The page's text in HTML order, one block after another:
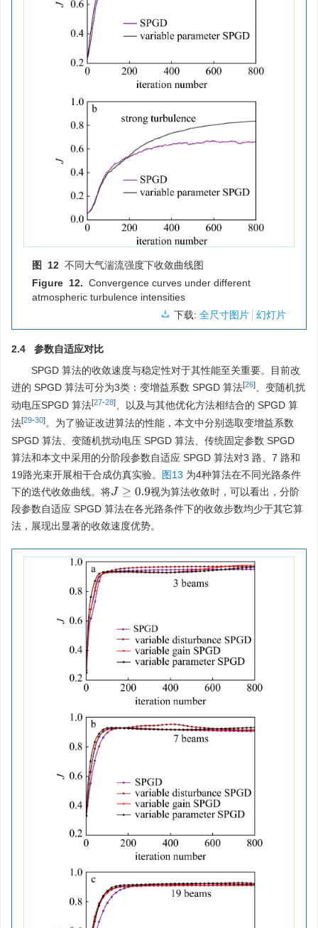
图 12 不同大气湍流强度下收敛曲线图
Figure 12. Convergence curves under different
atmospheric turbulence intensities
下载: 全尺寸图片 幻灯片
2.4 参数自适应对比
SPGD 算法的收敛速度与稳定性对于其性能至关重要。目前改
进的 SPGD 算法可分为3类：变增益系数 SPGD 算法[26]
、变随机扰
动电压SPGD 算法[27-28]
、以及与其他优化方法相结合的 SPGD 算
法[29-30]。为了验证改进算法的性能，本文中分别选取变增益系数
SPGD 算法、变随机扰动电压 SPGD 算法、传统固定参数 SPGD
算法和本文中采用的分阶段参数自适应 SPGD 算法对3 路、7 路和
19路光束开展相干合成仿真实验。 图13 为4种算法在不同光路条件
下的迭代收敛曲线。将J≥ 0.9
视为算法收敛时，可以看出，分阶
段参数自适应 SPGD 算法在各光路条件下的收敛步数均少于其它算
法，展现出显著的收敛速度优势。